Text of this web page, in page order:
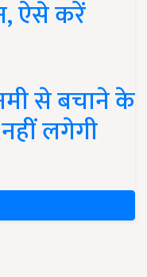
ऐसे करें
से बचाने के
लगेगी